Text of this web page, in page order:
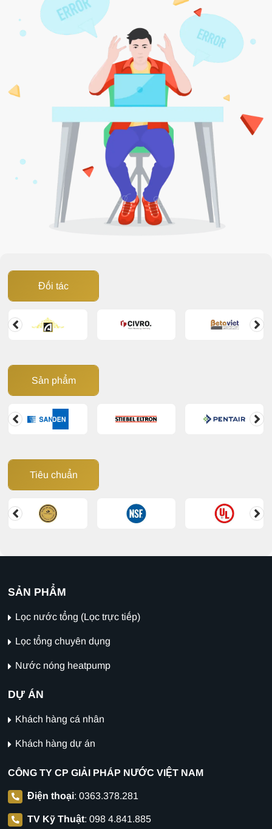
Đối tác
Sản phẩm
Tiêu chuẩn
CÔNG TY CP GIẢI PHÁP NƯỚC VIỆT NAM
Điện thoại: 0363.378.281
TV Kỹ Thuật: 098 4.841.885
SẢN PHẨM
Lọc nước tổng (Lọc trực tiếp)
Lọc tổng chuyên dụng
Nước nóng heatpump
DỰ ÁN
Khách hàng cá nhân
Khách hàng dự án